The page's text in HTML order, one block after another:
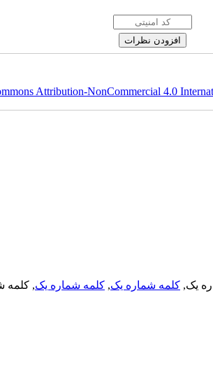
Attribution-NonCommercial 4.0
یک, کلمه شماره یک, کلمه شماره یک, کلمه